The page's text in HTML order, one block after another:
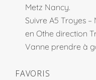
Metz Nancy.
Suivre A5 Troyes –
en Othe direction
Vanne prendre à
FAVORIS